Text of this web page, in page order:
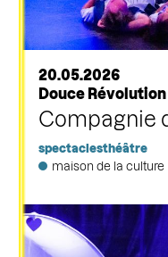
20.05.2026
Douce Révolution
Compagnie
spectaclesthéâtre
maison de la culture